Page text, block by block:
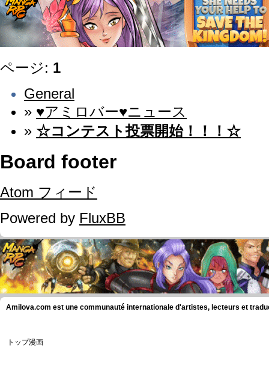
ページ: 1
General
» ♥アミロバー♥ニュース
» ☆コンテスト投票開始！！！☆
Board footer
Atom フィード
Powered by FluxBB
Amilova.com est une communauté internationale d'artistes, lecteurs et
トップ漫画